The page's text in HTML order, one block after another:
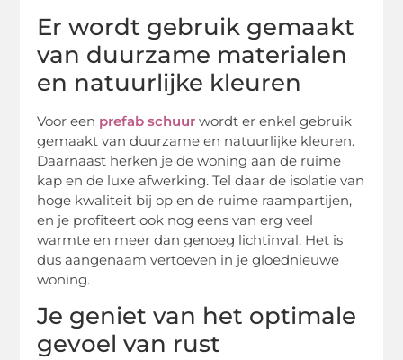
Er wordt gebruik gemaakt
van duurzame materialen
en natuurlijke kleuren
Voor een prefab schuur wordt er enkel gebruik
gemaakt van duurzame en natuurlijke kleuren.
Daarnaast herken je de woning aan de ruime
kap en de luxe afwerking. Tel daar de isolatie van
hoge kwaliteit bij op en de ruime raampartijen,
en je profiteert ook nog eens van erg veel
warmte en meer dan genoeg lichtinval. Het is
dus aangenaam vertoeven in je gloednieuwe
woning.
Je geniet van het optimale
gevoel van rust